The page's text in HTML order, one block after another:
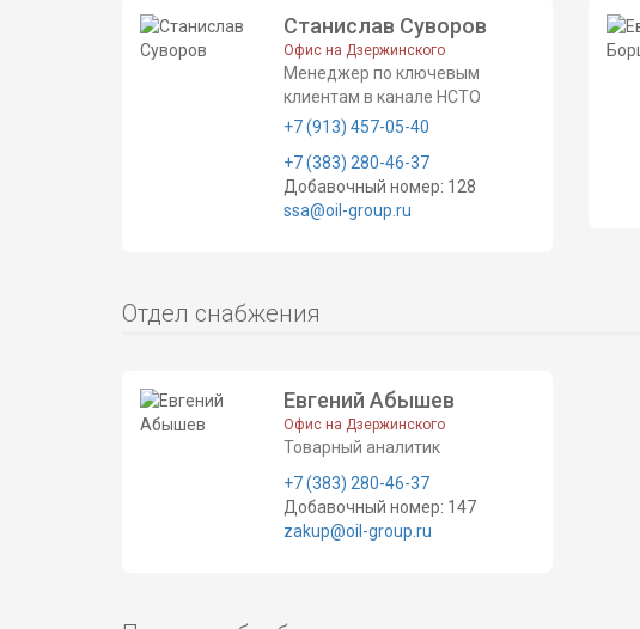
Станислав Суворов
Офис на Дзержинского
Менеджер по ключевым
клиентам в канале НСТО
+7 (913) 457-05-40
+7 (383) 280-46-37
Добавочный номер: 128
ssa@oil-group.ru
Отдел снабжения
Евгений Абышев
Офис на Дзержинского
Товарный аналитик
+7 (383) 280-46-37
Добавочный номер: 147
zakup@oil-group.ru